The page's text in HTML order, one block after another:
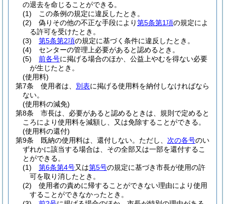
の退去を命じることができる。
(1)
この条例の規定に違反したとき。
(2)
偽りその他の不正な手段により第5条第1項の規定によ
る許可を受けたとき。
(3)
第5条第2項の規定に基づく条件に違反したとき。
(4)
センターの管理上必要があると認めるとき。
(5)
前各号に掲げる場合のほか、公益上やむを得ない必要
が生じたとき。
(使用料)
第7条
使用者は、 別表に掲げる使用料を納付しなければなら
ない。
(使用料の減免)
第8条
市長は、必要があると認めるときは、規則で定めると
ころにより使用料を減額し、又は免除することができる。
(使用料の還付)
第9条
既納の使用料は、還付しない。 ただし、 次の各号のい
ずれかに該当する場合は、その全部又は一部を還付するこ
とができる。
(1)
第6条第4号又は第5号の規定に基づき市長が使用の許
可を取り消したとき。
(2)
使用者の責めに帰することができない理由により使用
することができなかったとき。